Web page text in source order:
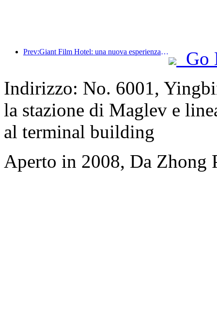
Prev:Giant Film Hotel: una nuova esperienza di alloggio a tema cinematografico nell'era digitale
Go
Indirizzo: No. 6001,
la stazione di Maglev e
al terminal building
Aperto in 2008, Da Zhong